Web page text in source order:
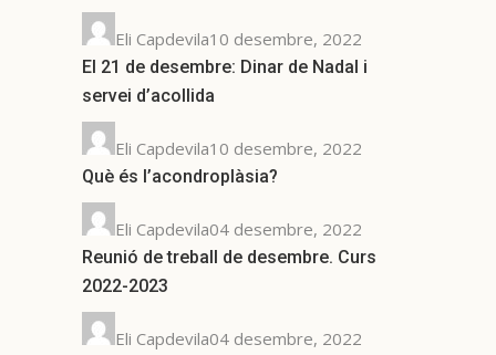
Eli Capdevila10 desembre, 2022
El 21 de desembre: Dinar de Nadal i
servei d’acollida
Eli Capdevila10 desembre, 2022
Què és l’acondroplàsia?
Eli Capdevila04 desembre, 2022
Reunió de treball de desembre. Curs
2022-2023
Eli Capdevila04 desembre, 2022